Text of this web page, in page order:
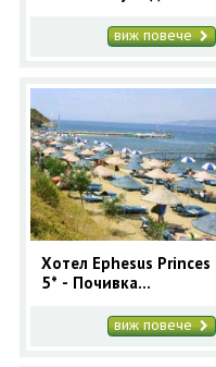
Лято 2026виж повече
Хотел Ephesus Princes
5* - Почивка
нощувки 2025виж повече